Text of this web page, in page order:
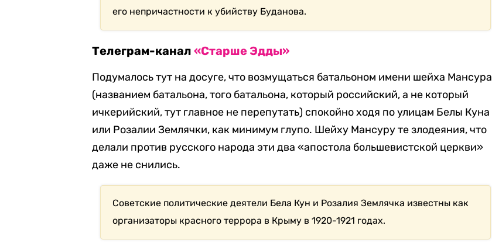
его непричастности к убийству Буданова.
Телеграм-канал«Старше Эдды»
Подумалось тут на досуге, что возмущаться батальоном имени шейха Мансура
(названием батальона, того батальона, который российский, а не который
ичкерийский, тут главное не перепутать) спокойно ходя по улицам Белы Куна
или Розалии Землячки, как минимум глупо. Шейху Мансуру те злодеяния, что
делали против русского народа эти два «апостола большевистской церкви»
даже не снились.
Советские политические деятели Бела Кун и Розалия Землячка известны как
организаторы красного террора в Крыму в 1920-1921 годах.